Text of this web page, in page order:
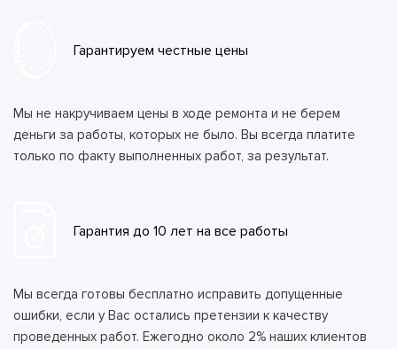
Гарантируем честные цены
Мы не накручиваем цены в ходе ремонта и не берем
деньги за работы, которых не было. Вы всегда платите
только по факту выполненных работ, за результат.
Гарантия до 10 лет на все работы
Мы всегда готовы бесплатно исправить допущенные
ошибки, если у Вас остались претензии к качеству
проведенных работ. Ежегодно около 2% наших клиентов